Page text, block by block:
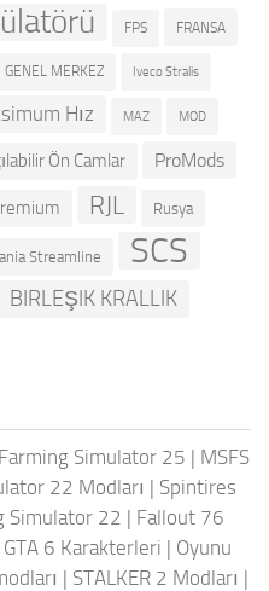
FPS FRANSA
GENEL MERKEZ Iveco Stralis
Hız MAZ MOD
Ön Camlar ProMods
RJL Rusya
Streamline SCS
BIRLEŞIK KRALLIK
Simulator 25 | MSFS
22 Modları | Spintires
Simulator 22 | Fallout 76
GTA 6 Karakterleri | Oyunu
| STALKER 2 Modları |